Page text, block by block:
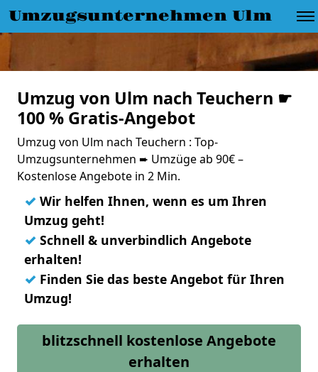
Umzugsunternehmen Ulm
Umzug von Ulm nach Teuchern ☛
100 % Gratis-Angebot
Umzug von Ulm nach Teuchern : Top-
Umzugsunternehmen ➨ Umzüge ab 90€ –
Kostenlose Angebote in 2 Min.
✓ Wir helfen Ihnen, wenn es um Ihren
Umzug geht!
✓ Schnell & unverbindlich Angebote
erhalten!
✓ Finden Sie das beste Angebot für Ihren
Umzug!
blitzschnell kostenlose Angebote
erhalten